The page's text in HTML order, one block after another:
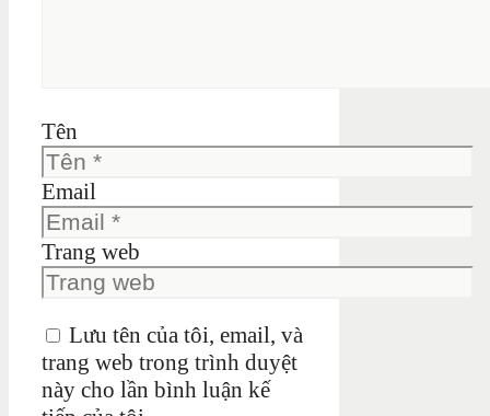
Tên
Email
Trang web
Lưu tên của tôi, email, và
trang web trong trình duyệt
này cho lần bình luận kế